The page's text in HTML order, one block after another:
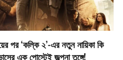
পর ‘কল্কি ২’-এর নতুন নায়িকা কি
এক পোস্টেই জল্পনা তুঙ্গে!